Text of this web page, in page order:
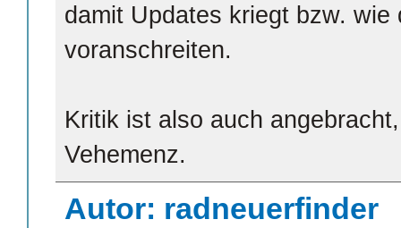
damit Updates kriegt bzw. wie
voranschreiten.
Kritik ist also auch
Vehemenz.
Autor: radneuerfinder